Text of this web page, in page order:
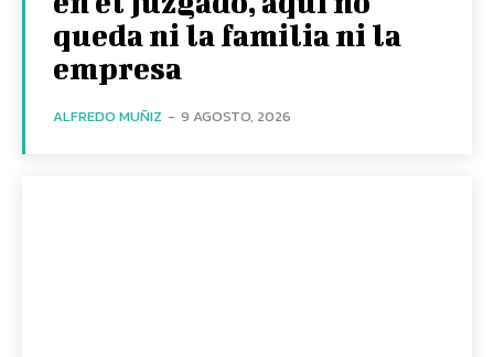
queda ni la familia ni la
empresa
ALFREDO MUÑIZ - 9 AGOSTO, 2026